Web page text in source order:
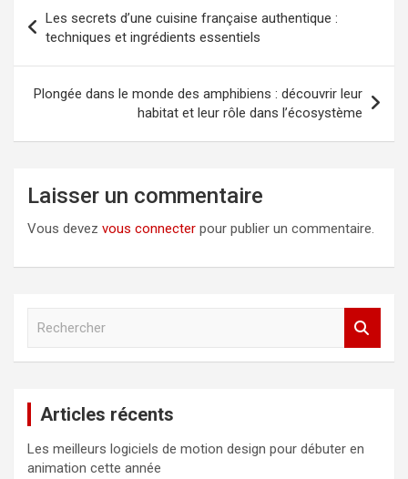
de
l’article
Les secrets d’une cuisine française authentique :
techniques et ingrédients essentiels
Plongée dans le monde des amphibiens : découvrir leur
habitat et leur rôle dans l’écosystème
Laisser un commentaire
Vous devez vous connecter pour publier un commentaire.
c
h
e
Articles récents
Les meilleurs logiciels de motion design pour débuter en
animation cette année